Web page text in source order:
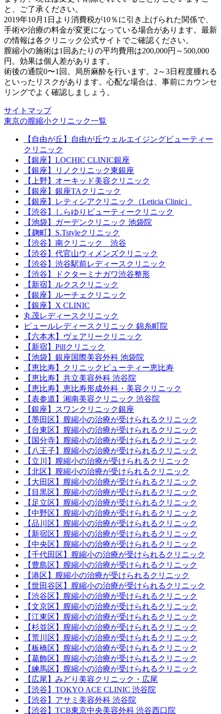
と、ご了承ください。
2019年10月1日より消費税が10％に引き上げられた関係で、
手術や治療の料金が変更になっている場合があります。最新
の情報は各クリニック公式サイトでご確認ください。
膣縮小の施術は1回あたりの平均費用は200,000円～500,000
円。効果は個人差があります。
術後の通院0〜1回。局所麻酔を行います。2～3日程度腫れる
といったリスクがあります。心配な場合は、事前にカウンセ
リングでよく確認しましょう。
サイトマップ
東京の膣縮小クリニック一覧
【自由が丘】自由が丘ウェルエイジングビューティー
クリニック
【銀座】LOCHIC CLINIC銀座
【銀座】リノクリニック東銀座
【上野】オーキッド美容クリニック
【銀座】銀座TAクリニック
【銀座】レティシアクリニック（Leticia Clinic）
【渋谷】しらゆりビューティークリニック
【池袋】ガーデンクリニック 池袋院
【麹町】S.Tstyleクリニック
【渋谷】南クリニック 渋谷
【渋谷】代官山ウィメンズクリニック
【渋谷】渋谷駅前レディースクリニック
【渋谷】ドクターミナガワ渋谷整形
【新宿】ルクスクリニック
【銀座】ルーチェクリニック
【銀座】X CLINIC
丸茂レディースクリニック
ピュールレディースクリニック 錦糸町院
【六本木】ヴェアリークリニック
【新宿】Pillクリニック
【池袋】銀座国際美容外科 池袋院
【恵比寿】クリニックビューティー恵比寿
【恵比寿】共立美容外科 渋谷院
【恵比寿】恵比寿形成外科・美容クリニック
【表参道】湘南美容クリニック 渋谷院
【銀座】スワンクリニック銀座
【墨田区】膣縮小の治療が受けられるクリニック
【台東区】膣縮小の治療が受けられるクリニック
【国分寺】膣縮小の治療が受けられるクリニック
【八王子】膣縮小の治療が受けられるクリニック
【立川】膣縮小の治療が受けられるクリニック
【北区】膣縮小の治療が受けられるクリニック
【大田区】膣縮小の治療が受けられるクリニック
【目黒区】膣縮小の治療が受けられるクリニック
【足立区】膣縮小の治療が受けられるクリニック
【中野区】膣縮小の治療が受けられるクリニック
【品川区】膣縮小の治療が受けられるクリニック
【新宿区】膣縮小の治療が受けられるクリニック
【中央区】膣縮小の治療が受けられるクリニック
【千代田区】膣縮小の治療が受けられるクリニック
【豊島区】膣縮小の治療が受けられるクリニック
【港区】膣縮小の治療が受けられるクリニック
【世田谷区】膣縮小の治療が受けられるクリニック
【渋谷区】膣縮小の治療が受けられるクリニック
【文京区】膣縮小の治療が受けられるクリニック
【江東区】膣縮小の治療が受けられるクリニック
【杉並区】膣縮小の治療が受けられるクリニック
【荒川区】膣縮小の治療が受けられるクリニック
【板橋区】膣縮小の治療が受けられるクリニック
【葛飾区】膣縮小の治療が受けられるクリニック
【練馬区】膣縮小の治療が受けられるクリニック
【広尾】みどり美容クリニック・広尾
【渋谷】TOKYO ACE CLINIC 渋谷院
【渋谷】アサミ美容外科 渋谷院
【渋谷】TCB東京中央美容外科 渋谷西口院